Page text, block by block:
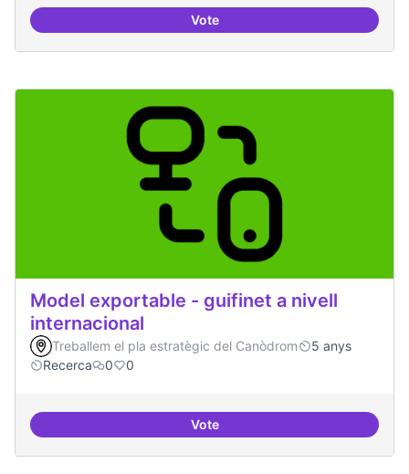
VoteXarxa internacional d'ateneus -
Model exportable - guifinet a nivell
internacional
Treballem el pla estratègic del Canòdrom
5 anys
Recerca
0 0
VoteModel exportable - guifinet a